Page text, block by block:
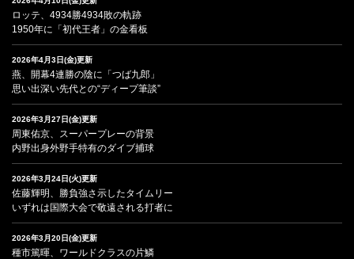
ロッテ、4934勝4934敗の軌跡
1950年に「初代王者」の金看板
2026年4月3日(金)更新
燕、開幕4連勝の陰に「つば九郎」
思い出深い先代との“ディープ筆談”
2026年3月27日(金)更新
周東佑京、スーパープレーの背景
内野出身外野手特有のダイブ捕球
2026年3月24日(火)更新
佐藤輝明、勝負強さ示したタイムリー
いずれは国際大会で敬遠される打者に
2026年3月20日(金)更新
種市篤暉、ワールドクラスの片鱗